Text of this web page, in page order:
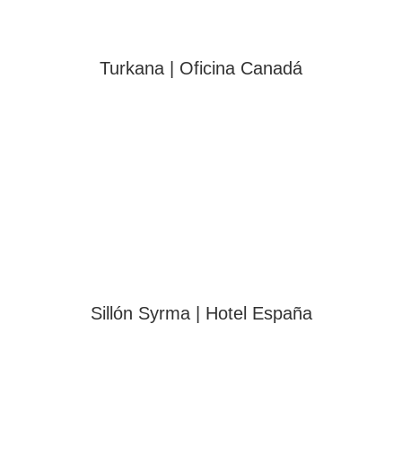
Turkana | Oficina Canadá
Sillón Syrma | Hotel España